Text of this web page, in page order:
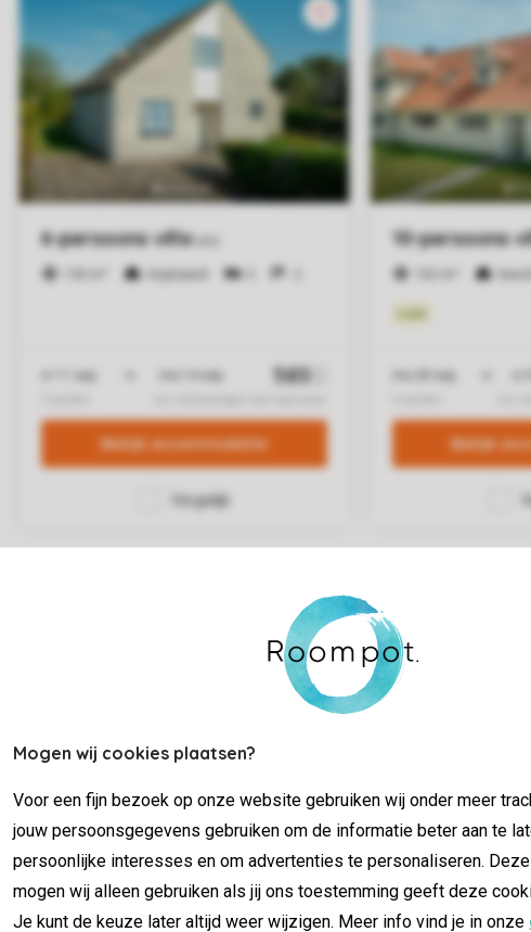
Mogen wij cookies plaatsen?
Voor een fijn bezoek op onze website gebruiken wij onder meer
jouw persoonsgegevens gebruiken om de informatie beter aan te
persoonlijke interesses en om advertenties te personaliseren.
mogen wij alleen gebruiken als jij ons toestemming geeft deze
Je kunt de keuze later altijd weer wijzigen. Meer info vind je in onze